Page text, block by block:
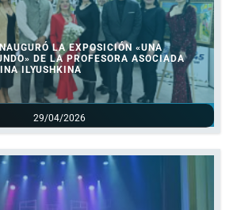
29/04/2026
LA EXPOSICIÓN «UNA
DE LA PROFESORA ASOCIADA
ILYUSHKINA